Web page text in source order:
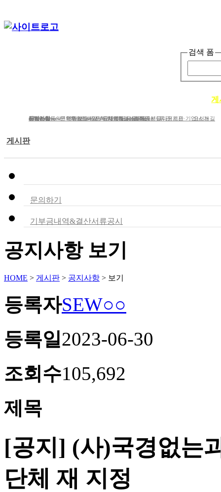
검색 폼
단체소개 연혁 인사말 함께하는 사람들 CI다운로드 오시는길
사업분야
게
공지사항 문의하기 기부금내역&결산서류공시
e-Newsletter 연간보고서/도서/자료집 갤러리 유관(기관·기업)소개
iWc Overview Structure of iWc Research topics
회원가입동의 후원하기 단체에 도움을 주신 분들
게시판
문의하기
기부금내역&결산서류공시
공지사항 보기
HOME > 게시판 > 공지사항 > 보기
등록자SEW○○
등록일2023-06-30
조회수105,692
제목
[공지] (사)국경없는
단체 재 지정